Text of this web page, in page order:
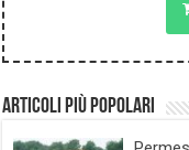
Articoli più popolari